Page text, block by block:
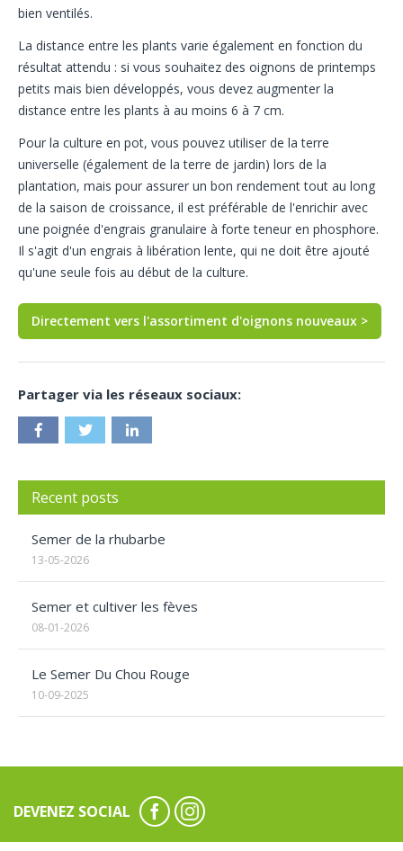
bien ventilés.
La distance entre les plants varie également en fonction du
résultat attendu : si vous souhaitez des oignons de printemps
petits mais bien développés, vous devez augmenter la
distance entre les plants à au moins 6 à 7 cm.
Pour la culture en pot, vous pouvez utiliser de la terre
universelle (également de la terre de jardin) lors de la
plantation, mais pour assurer un bon rendement tout au long
de la saison de croissance, il est préférable de l'enrichir avec
une poignée d'engrais granulaire à forte teneur en phosphore.
Il s'agit d'un engrais à libération lente, qui ne doit être ajouté
qu'une seule fois au début de la culture.
Directement vers l'assortiment d'oignons nouveaux >
Partager via les réseaux sociaux:
Recent posts
Semer de la rhubarbe
13-05-2026
Semer et cultiver les fèves
08-01-2026
Le Semer Du Chou Rouge
10-09-2025
DEVENEZ SOCIAL